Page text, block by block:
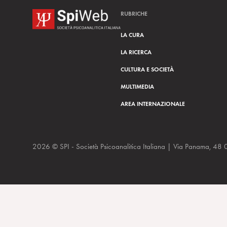
RUBRICHE
LA CURA
LA RICERCA
CULTURA E SOCIETÀ
MULTIMEDIA
AREA INTERNAZIONALE
2026 © SPI - Società Psicoanalitica Italiana | Via Panama,